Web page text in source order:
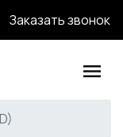
Заказать звонок